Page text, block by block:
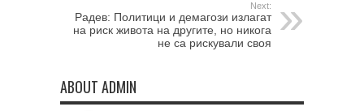
Next:
Радев: Политици и демагози излагат
на риск живота на другите, но никога
не са рискували своя
ABOUT ADMIN